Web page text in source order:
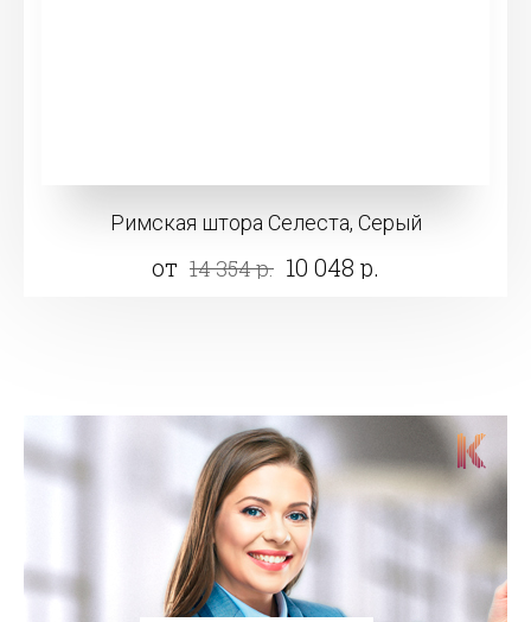
Римская штора Селеста, Серый
от 14 354 р. 10 048 р.